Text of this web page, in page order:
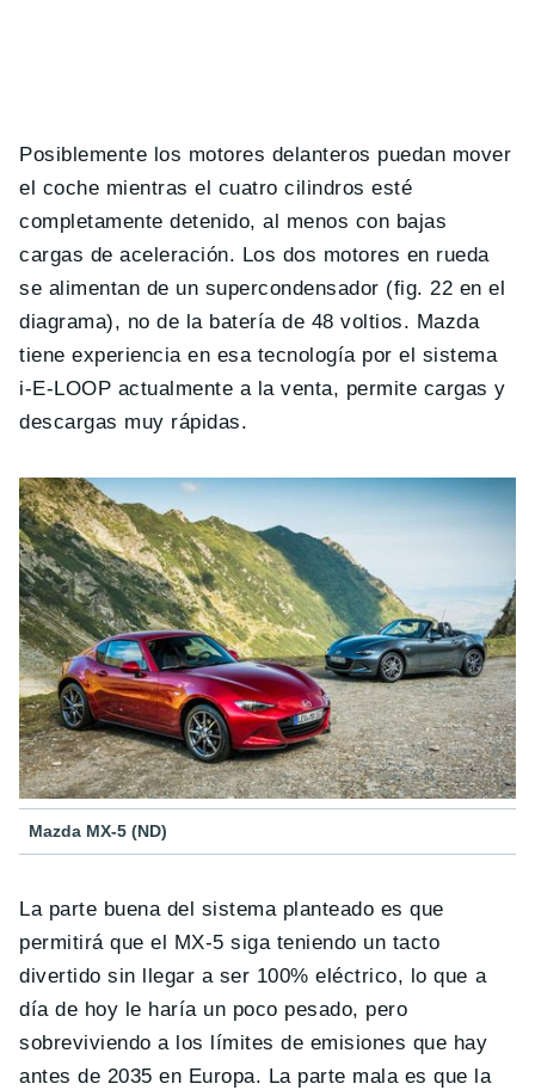
Posiblemente los motores delanteros puedan mover
el coche mientras el cuatro cilindros esté
completamente detenido, al menos con bajas
cargas de aceleración. Los dos motores en rueda
se alimentan de un supercondensador (fig. 22 en el
diagrama), no de la batería de 48 voltios. Mazda
tiene experiencia en esa tecnología por el sistema
i-E-LOOP actualmente a la venta, permite cargas y
descargas muy rápidas.
Mazda MX-5 (ND)
La parte buena del sistema planteado es que
permitirá que el MX-5 siga teniendo un tacto
divertido sin llegar a ser 100% eléctrico, lo que a
día de hoy le haría un poco pesado, pero
sobreviviendo a los límites de emisiones que hay
antes de 2035 en Europa. La parte mala es que la